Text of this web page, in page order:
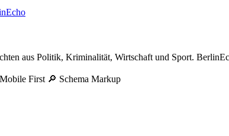
aus Politik, Kriminalität, Wirtschaft und Sport.
First 🔎 Schema Markup